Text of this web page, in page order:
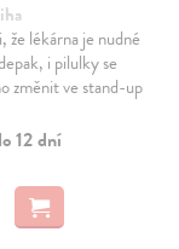
že lékárna je nudné
i pilulky se
změnit ve stand-up
12 dní